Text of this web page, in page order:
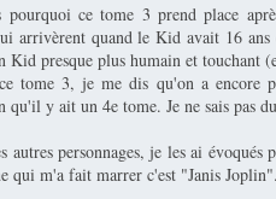
pourquoi ce tome 3 prend place
arrivèrent quand le Kid avait 16
Kid presque plus humain et touchant
tome 3, je me dis qu'on a encore
qu'il y ait un 4e tome. Je ne sais pas
autres personnages, je les ai
qui m'a fait marrer c'est "Janis Joplin".